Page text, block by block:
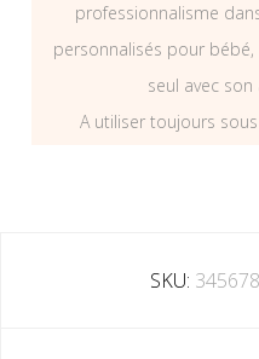
professionnalisme
personnalisés pour
seul avec
A utiliser toujours
SKU: